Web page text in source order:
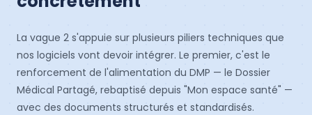
La vague 2 s'appuie sur plusieurs piliers techniques que
nos logiciels vont devoir intégrer. Le premier, c'est le
renforcement de l'alimentation du DMP — le Dossier
Médical Partagé, rebaptisé depuis "Mon espace santé" —
avec des documents structurés et standardisés.